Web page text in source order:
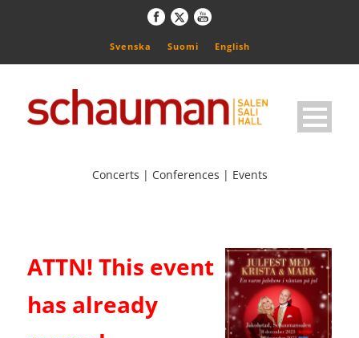
Svenska Suomi English
Concerts | Conferences | Events
ATTN! This event
has already